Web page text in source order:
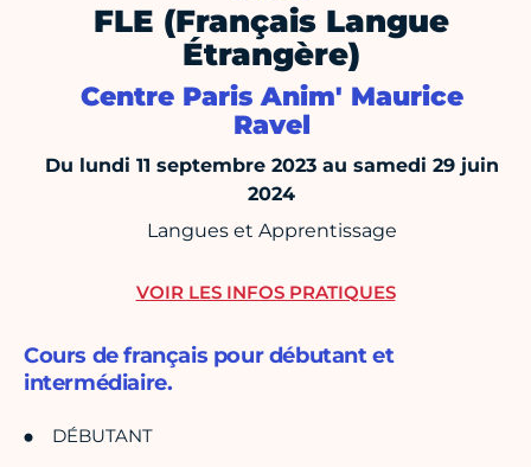
FLE (Français Langue
Étrangère)
Centre Paris Anim' Maurice
Ravel
Du lundi 11 septembre 2023 au samedi 29 juin
2024
Langues et Apprentissage
Cours de français pour débutant et
intermédiaire.
DÉBUTANT
VOIR LES INFOS PRATIQUES